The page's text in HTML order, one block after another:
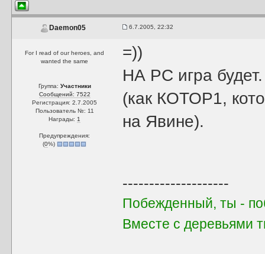
Daemon05 6.7.2005, 22:32
For I read of our heroes, and
wanted the same
Группа: Участники
Сообщений: 7522
Регистрация: 2.7.2005
Пользователь №: 11
Награды: 1
Предупреждения:
(0%)
=))
НА PC игра
(как КОТОР1,
на Явине).
--------------------
Побежденный, ты -
Вместе с деревьями